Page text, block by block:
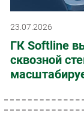
23.07.2026
ГК Softline
сквозной